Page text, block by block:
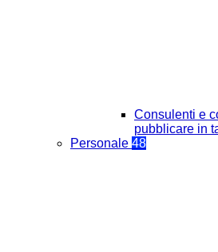
Consulenti e
pubblicare in
Personale 48